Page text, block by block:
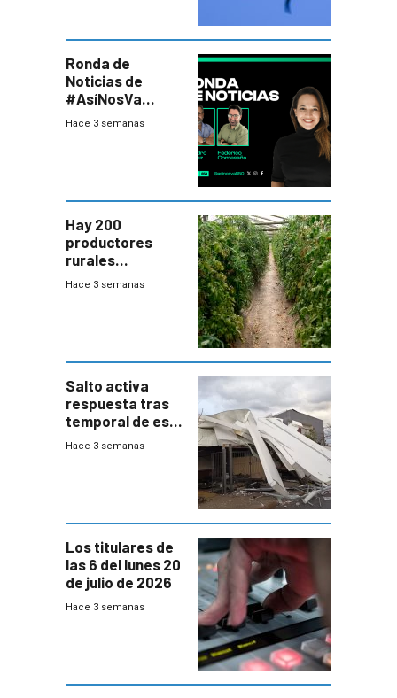
Ronda de
Noticias de
#AsíNosVa
(20/7/26)
Hace 3 semanas
Hay 200
productores
rurales
afectados tras
Hace 3 semanas
Salto activa
respuesta tras
temporal de este
sábado con
Hace 3 semanas
Los titulares de
las 6 del lunes 20
de julio de 2026
Hace 3 semanas